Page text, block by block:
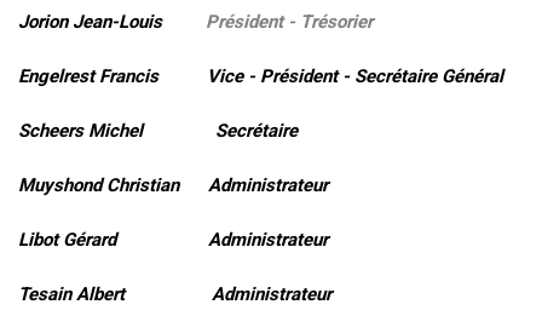
Jorion Jean-Louis Président - Trésorier
Engelrest Francis Vice - Président - Secrétaire Général
Scheers Michel Secrétaire
Muyshond Christian Administrateur
Libot Gérard Administrateur
Tesain Albert Administrateur